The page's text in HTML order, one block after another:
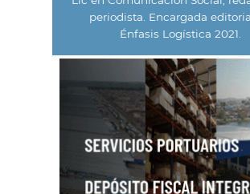
periodista. Encargada
Énfasis Logística 2021.